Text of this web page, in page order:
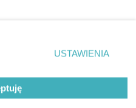
dolnym rogu strony
danych nie wymagają
prawo sprzeciwić się
będą miały
USTAWIENIA